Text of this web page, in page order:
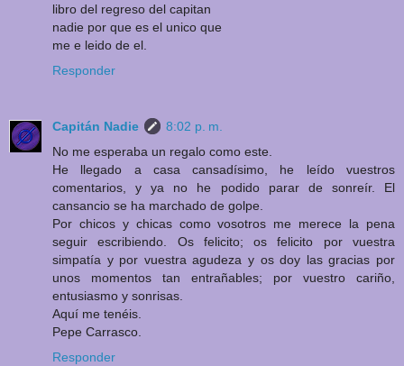
libro del regreso del capitan
nadie por que es el unico que
me e leido de el.
Responder
Capitán Nadie
8:02 p. m.
No me esperaba un regalo como este.
He llegado a casa cansadísimo, he leído vuestros
comentarios, y ya no he podido parar de sonreír. El
cansancio se ha marchado de golpe.
Por chicos y chicas como vosotros me merece la pena
seguir escribiendo. Os felicito; os felicito por vuestra
simpatía y por vuestra agudeza y os doy las gracias por
unos momentos tan entrañables; por vuestro cariño,
entusiasmo y sonrisas.
Aquí me tenéis.
Pepe Carrasco.
Responder